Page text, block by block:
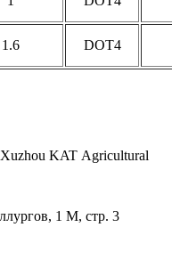
1.6 DOT4
KAT Agricultural
1 М, стр. 3